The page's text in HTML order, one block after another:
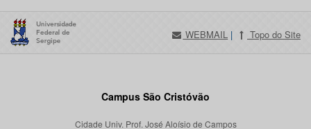
WEBMAIL | Topo do Site
Campus São Cristóvão
Cidade Univ. Prof. José Aloísio de Campos